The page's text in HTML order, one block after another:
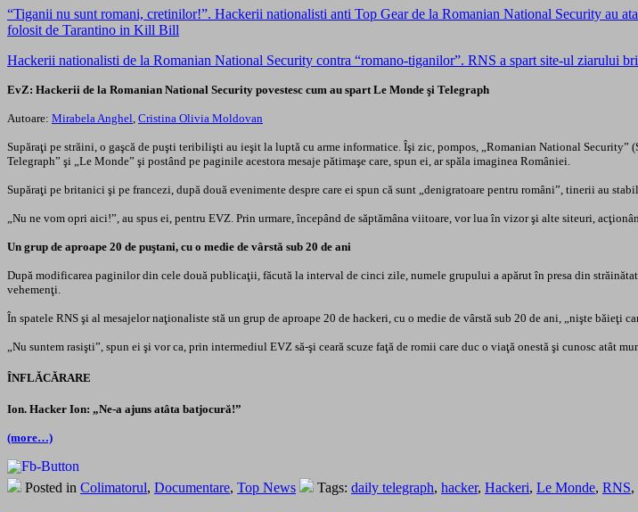
“Tiganii nu sunt romani, cretinilor!”. Hackerii nationalisti anti Top Gear de la Romanian National Security au
folosit de Tarantino in Kill Bill
Hackerii nationalisti de la Romanian National Security contra “romano-tiganilor”. RNS a spart site-ul ziarului
EvZ: Hackerii de la Romanian National Security povestesc cum au spart Le Monde şi Telegraph
Autoare: Mirabela Anghel, Cristina Olivia Moldovan
Supăraţi pe străini, o gaşcă de puşti teribilişti au ieşit la luptă cu arme informatice. Îşi zic, pompos, „Romanian National
Telegraph” şi „Le Monde” şi postând pe paginile acestora mesaje pătimaşe care, spun ei, ar spăla imaginea României.
Supăraţi pe britanici şi pe francezi, după două evenimente despre care ei spun că sunt „denigratoare pentru români”, tinerii au
„Nu ne vom opri aici!”, au spus ei, pentru EVZ. Prin urmare, începând de săptămâna viitoare, vor lua în vizor şi alte siteuri,
Un grup de aproape 20 de puştani, cu o medie de vârstă sub 20 de ani
După modificarea paginilor din cele două publicaţii, făcută la interval de cinci zile, numele grupului a apărut în presa din
vehemenţi.
În spatele RNS şi al mesajelor naţionaliste stă un grup de aproape 20 de hackeri, cu o medie de vârstă sub 20 de ani, „nişte băieţi
„Nu suntem rasişti”, spun ei şi vor ca, prin intermediul EVZ să-şi ceară scuze faţă de romii care duc o viaţă onestă şi cunosc atât
ÎNFLĂCĂRARE
Ion. Hacker Ion: „Ne-a ajuns atâta batjocură!”
(more…)
Posted in Colimatorul, Documentare, Top News Tags: daily telegraph, hacker, Hackeri, Le Monde, RNS,